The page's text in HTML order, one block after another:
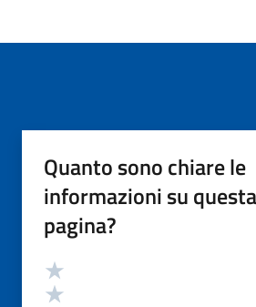
Quanto sono chiare le
informazioni su questa
pagina?
Valutazione